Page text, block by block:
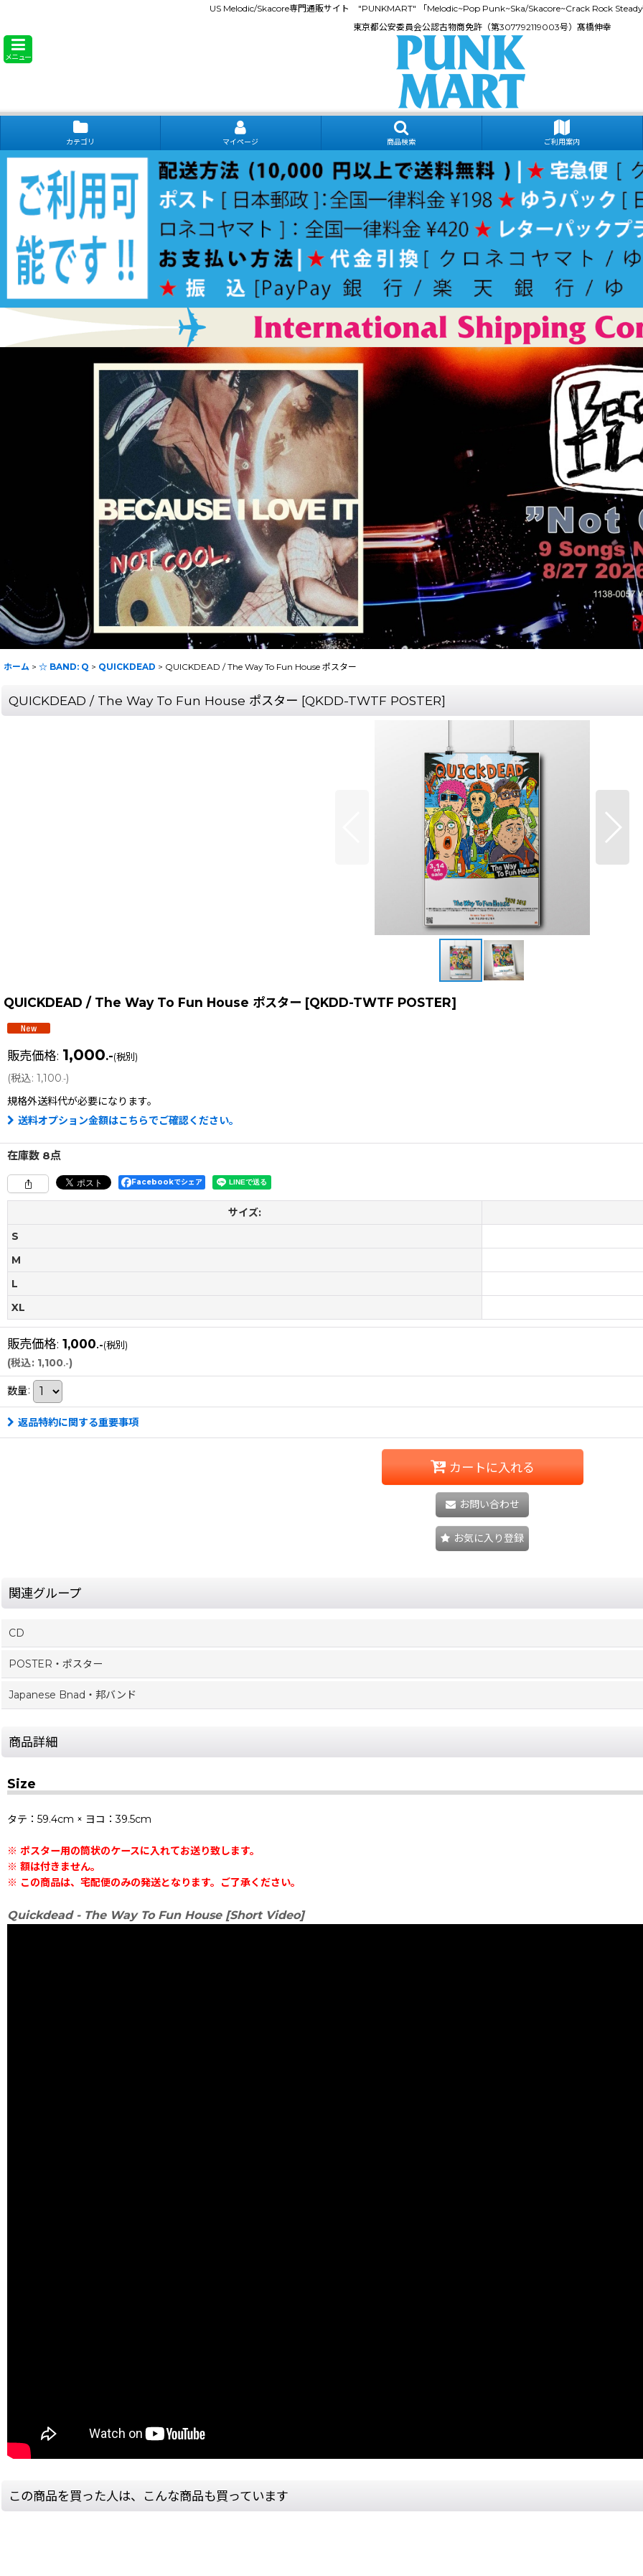
US Melodic/Skacore専門通販サイト "PUNKMART" 「Melodic~Pop Punk~Ska/Skacore~Crack Rock Steady
東京都公安委員会公認古物商免許（第307792119003号）髙橋伸幸
メニュー
カテゴリ マイページ 商品検索 ご利用案内
ホーム > ☆ BAND: Q > QUICKDEAD > QUICKDEAD / The Way To Fun House ポスター
QUICKDEAD / The Way To Fun House ポスター [QKDD-TWTF POSTER]
QUICKDEAD / The Way To Fun House ポスター [QKDD-TWTF POSTER]
販売価格: 1,000.-(税別)
(税込: 1,100.-)
規格外送料代が必要になります。
送料オプション金額はこちらでご確認ください。
在庫数 8点
Facebookでシェア
サイズ:
S
M
L
XL
販売価格: 1,000.-(税別)
(税込: 1,100.-)
数量:
返品特約に関する重要事項
カートに入れる
お問い合わせ
お気に入り登録
関連グループ
CD
POSTER・ポスター
Japanese Bnad・邦バンド
商品詳細
Size
タテ：59.4cm × ヨコ：39.5cm
※ ポスター用の筒状のケースに入れてお送り致します。
※ 額は付きません。
※ この商品は、宅配便のみの発送となります。ご了承ください。
Quickdead - The Way To Fun House [Short Video]
この商品を買った人は、こんな商品も買っています